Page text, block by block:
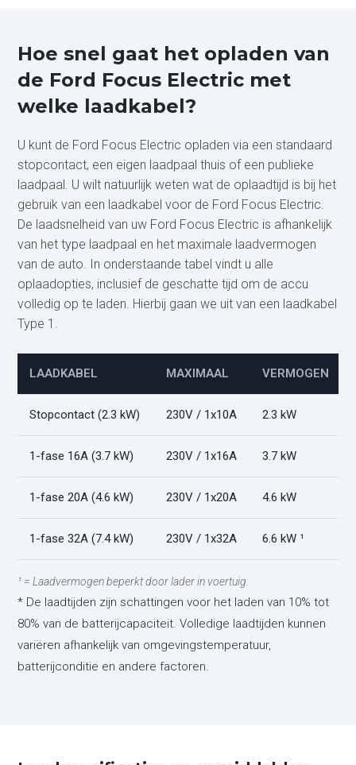
Hoe snel gaat het opladen van
de Ford Focus Electric met
welke laadkabel?
U kunt de Ford Focus Electric opladen via een standaard
stopcontact, een eigen laadpaal thuis of een publieke
laadpaal. U wilt natuurlijk weten wat de oplaadtijd is bij het
gebruik van een laadkabel voor de Ford Focus Electric.
De laadsnelheid van uw Ford Focus Electric is afhankelijk
van het type laadpaal en het maximale laadvermogen
van de auto. In onderstaande tabel vindt u alle
oplaadopties, inclusief de geschatte tijd om de accu
volledig op te laden. Hierbij gaan we uit van een laadkabel
Type 1.
LAADKABEL MAXIMAAL VERMOGEN
Stopcontact (2.3 kW) 230V / 1x10A 2.3 kW
1-fase 16A (3.7 kW) 230V / 1x16A 3.7 kW
1-fase 20A (4.6 kW) 230V / 1x20A 4.6 kW
1-fase 32A (7.4 kW) 230V / 1x32A 6.6 kW ¹
¹ = Laadvermogen beperkt door lader in voertuig.
* De laadtijden zijn schattingen voor het laden van 10% tot
80% van de batterijcapaciteit. Volledige laadtijden kunnen
variëren afhankelijk van omgevingstemperatuur,
batterijconditie en andere factoren.